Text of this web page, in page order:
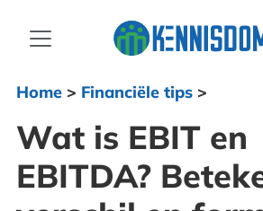
Home> Financiële tips>
Wat is EBIT en
EBITDA?